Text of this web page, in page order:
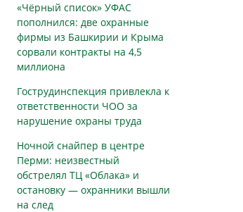
«Чёрный список» УФАС
пополнился: две охранные
фирмы из Башкирии и Крыма
сорвали контракты на 4,5
миллиона
Гострудинспекция привлекла к
ответственности ЧОО за
нарушение охраны труда
Ночной снайпер в центре
Перми: неизвестный
обстрелял ТЦ «Облака» и
остановку — охранники вышли
на след